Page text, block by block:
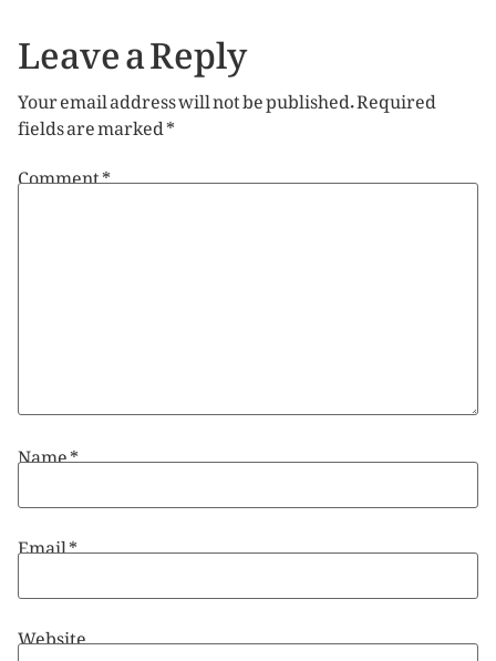
Leave a Reply
Your email address will not be published.Required
fields are marked*
Comment*
Name*
Email*
Website